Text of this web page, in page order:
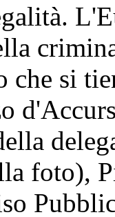
che si
foto),